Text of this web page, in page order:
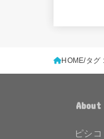
HOME タグ
About
ピシコ